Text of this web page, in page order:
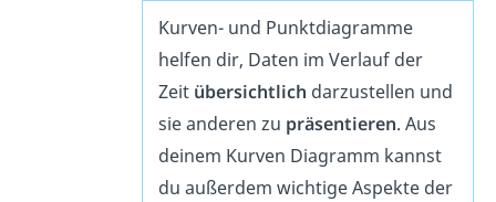
Kurven- und Punktdiagramme
helfen dir, Daten im Verlauf der
Zeit übersichtlich darzustellen und
sie anderen zu präsentieren. Aus
deinem Kurven Diagramm kannst
du außerdem wichtige Aspekte der